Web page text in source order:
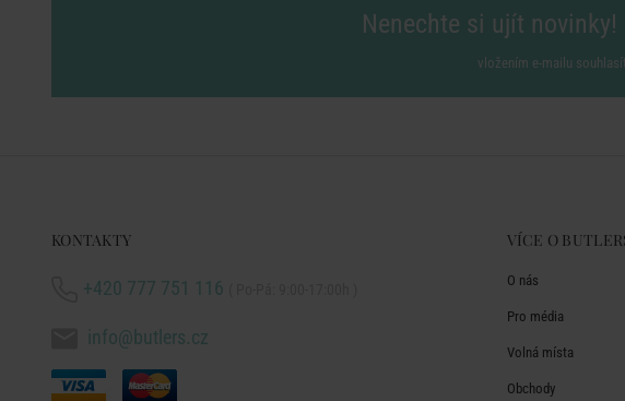
Nenechte si ujít novinky!
vložením e-mailu
KONTAKTY
+420 777 751 116
info@butlers.cz
VÍCE O
O nás
Pro média
Volná místa
Obchody